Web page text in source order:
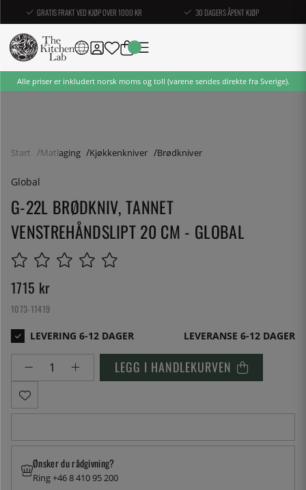
GRATIS FRAKT VED KJØP OVER 1000 KR 30 DAGERS ÅPENT KJØP
Alle priser er inkludert norsk moms og toll (varene sendes direkte fra Sverige).
Start Matlaging Kjøkkenkniver Brødkniver
Global
G-22L BRØDKNIV, TANNET
VENSTREHÅNDSLIPT 20 CM - GLOBAL
1715 kr
1073-11419
LEVERANSE 6-12 DAGER
LEGG I HANDLEKURVEN
Ønsker du rådgivning?
Ring +46 8 410 95 200